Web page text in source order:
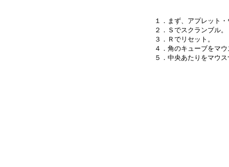
１．まず、アプレット
２．Ｓでスクランブル。
３．Ｒでリセット。
４．角のキューブをマ